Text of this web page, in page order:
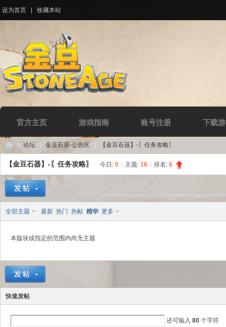
设为首页 收藏本站
官方主页 游戏指南 账号注册 下载
sc
»
论坛
›
金豆石器-公告区 【金豆石器】-〖任务攻略〗
【金豆石器】-〖任务攻略〗 今日: 0 主题: 18 排名: 6
全部主题 最新 热门 热帖 精华 更多
本版块或指定的范围内尚无主题
快速发帖
还可输入 80 个字符